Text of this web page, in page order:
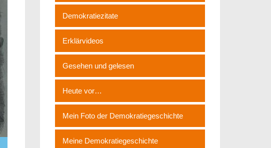
Demokratiezitate
Erklärvideos
Gesehen und gelesen
Heute vor…
Mein Foto der Demokratiegeschichte
Meine Demokratiegeschichte